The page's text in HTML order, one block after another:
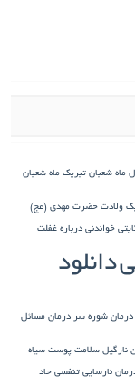
ماه شعبان تبریک ماه شعبان
ولادت حضرت مهدی (عج)
خواندنی درباره غفلت
دانلود
درمان شوره سر درمان مسائل
نارگیل سلامت پوست سیاه
نارسایی تنفسی حاد